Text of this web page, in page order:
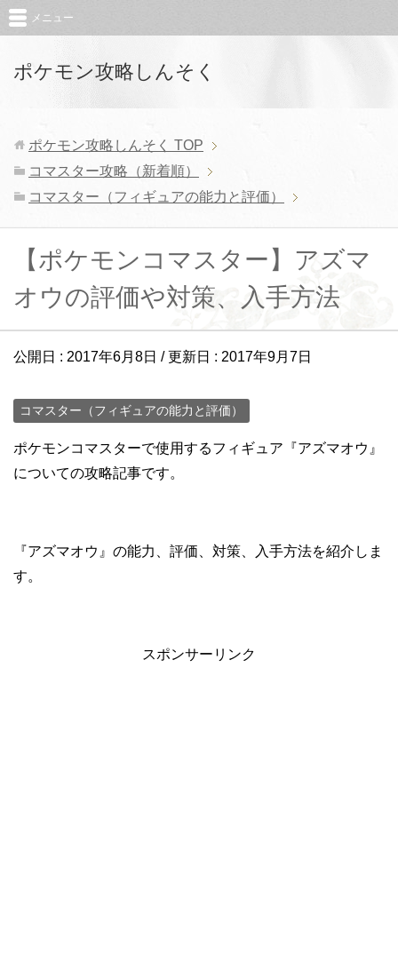
ポケモン攻略しんそく
メニュー
ポケモン攻略しんそく TOP
コマスター攻略（新着順）
コマスター（フィギュアの能力と評価）
【ポケモンコマスター】アズマ
オウの評価や対策、入手方法
公開日 : 2017年6月8日 / 更新日 : 2017年9月7日
コマスター（フィギュアの能力と評価）
ポケモンコマスターで使用するフィギュア『アズマオウ』
についての攻略記事です。
『アズマオウ』の能力、評価、対策、入手方法を紹介しま
す。
スポンサーリンク